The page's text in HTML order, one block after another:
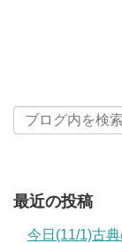
最近の投稿
今日(11/1)古